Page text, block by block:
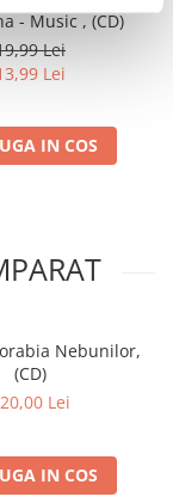
- Music , (CD)
Lei
Lei
IN COS
Nebunilor,
(CD)
Lei
IN COS